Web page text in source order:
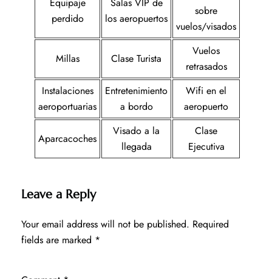
Equipaje
perdido
Salas VIP de
los aeropuertos
sobre
vuelos/visados
Millas Clase Turista
Vuelos
retrasados
Instalaciones
aeroportuarias
Entretenimiento
a bordo
Wifi en el
aeropuerto
Aparcacoches
Visado a la
llegada
Clase
Ejecutiva
Leave a Reply
Your email address will not be published. Required
fields are marked *